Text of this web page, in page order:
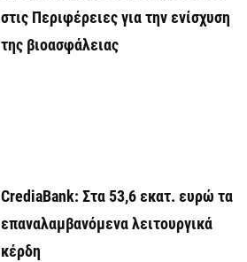
στις Περιφέρειες για την ενίσχυση
της βιοασφάλειας
CrediaBank: Στα 53,6 εκατ. ευρώ τα
επαναλαμβανόμενα λειτουργικά
κέρδη